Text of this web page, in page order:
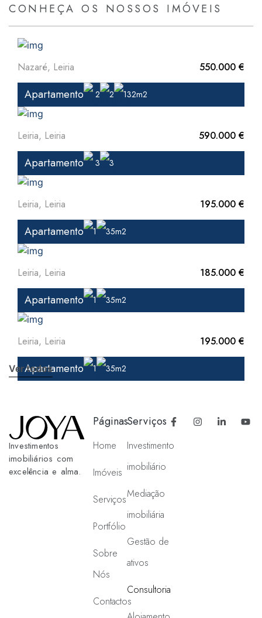
CONHEÇA OS NOSSOS IMÓVEIS
Nazaré, Leiria 550.000 €
Apartamento 2 2 132m2
Leiria, Leiria 590.000 €
Apartamento 3 3
Leiria, Leiria 195.000 €
Apartamento 1 35m2
Leiria, Leiria 185.000 €
Apartamento 1 35m2
Leiria, Leiria 195.000 €
Apartamento 1 35m2
Ver todos
Investimentos
imobiliários com
excelência e alma.
Páginas
Home
Imóveis
Serviços
Portfólio
Sobre
Nós
Contactos
Serviços
Investimento
imobiliário
Mediação
imobiliária
Gestão de
ativos
Consultoria